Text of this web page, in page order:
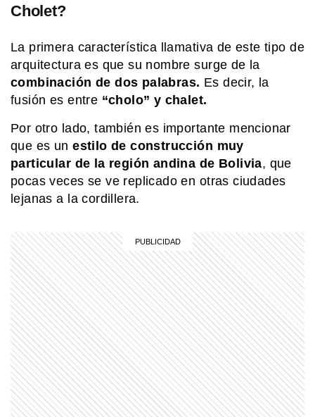
Cholet?
La primera característica llamativa de este tipo de
arquitectura es que su nombre surge de la
combinación de dos palabras. Es decir, la
fusión es entre “cholo” y chalet.
Por otro lado, también es importante mencionar
que es unestilo de construcción muy
particular de la región andina de Bolivia, que
pocas veces se ve replicado en otras ciudades
lejanas a la cordillera.
¿Cómo se hace una infografía clara y
atractiva?
MI PAIS
¡Soberanía en un clic! El argentino
que creó una app para sentir las
Malvinas más cerca
Manuel Belgrano
EL MUNDO
Todos bajo un mismo techo: así es
Begich Towers, el edificio que lo tiene
todo
MI PAIS
Cementerio El Salvador: el histórico
sitio patrimonial de Rosario que
sorprende por su arte y su memoria